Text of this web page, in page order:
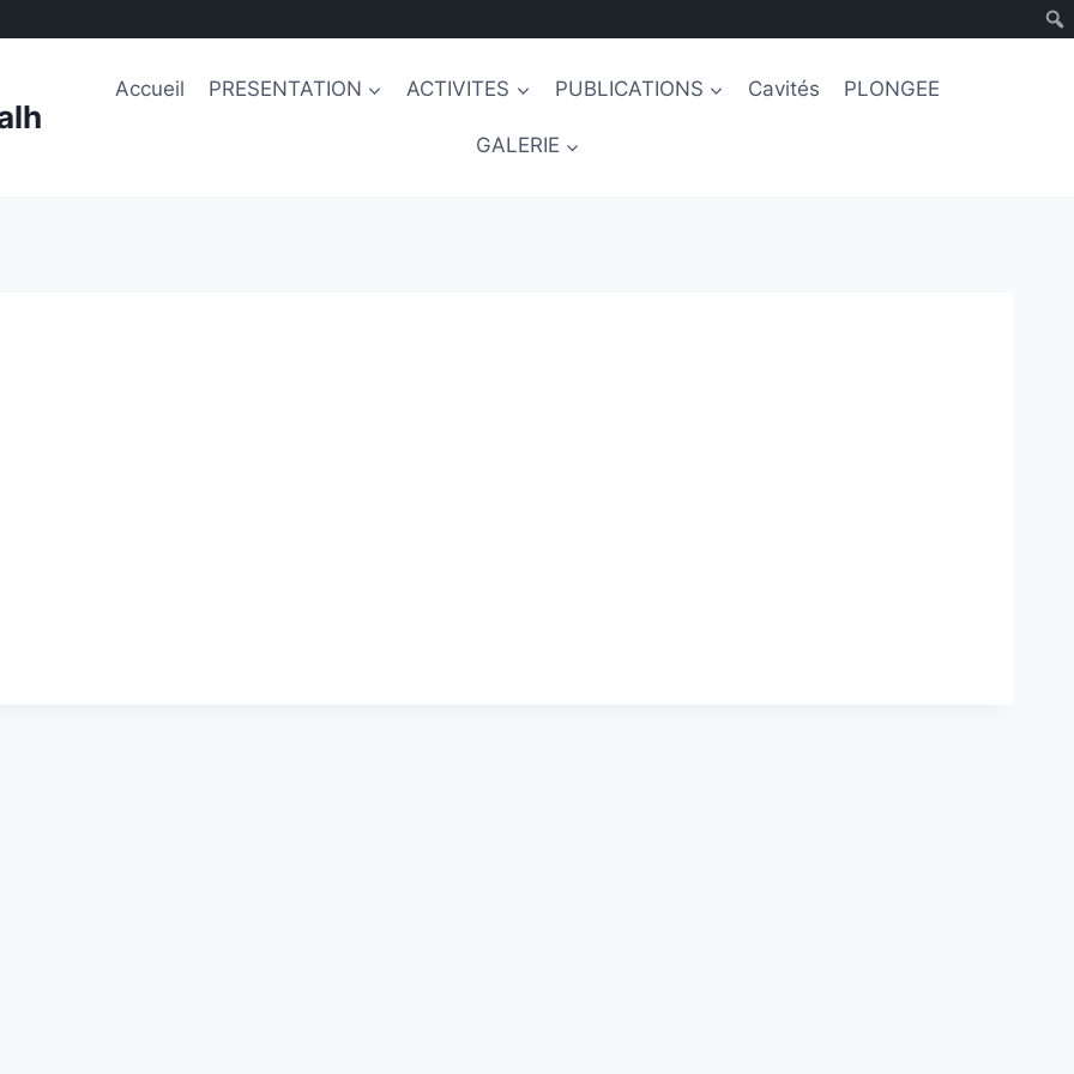
Accueil PRESENTATION ACTIVITES PUBLICATIONS Cavités PLONGEE
GALERIE